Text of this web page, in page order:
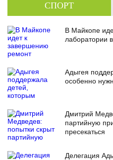
СПОРТ
В Майкопе
лаборатории
Адыгея
особенно
Дмитрий
партийную
пресекаться
Делегация